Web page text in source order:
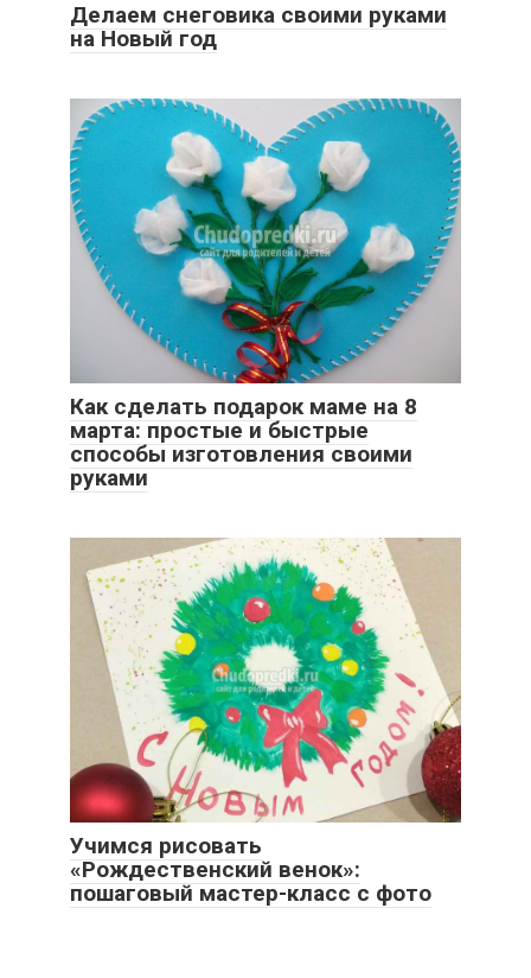
Делаем снеговика своими руками
на Новый год
Как сделать подарок маме на 8
марта: простые и быстрые
способы изготовления своими
руками
Учимся рисовать
«Рождественский венок»:
пошаговый мастер-класс с фото